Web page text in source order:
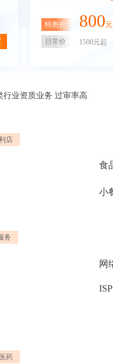
特惠价 800
日常价 1500元起
行业资质业务 过审率高
店
食
小
务
网
药